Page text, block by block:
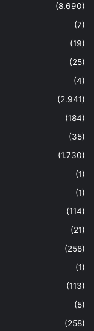
(8.690)
(7)
(19)
(25)
(4)
(2.941)
(184)
(35)
(1.730)
(1)
(1)
(114)
(21)
(258)
(1)
(113)
(5)
(258)